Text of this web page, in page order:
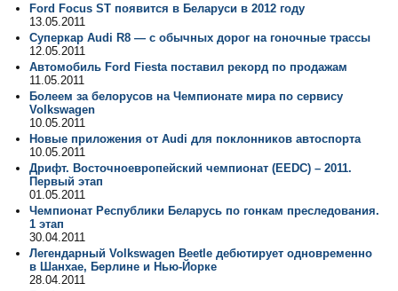
Ford Focus ST появится в Беларуси в 2012 году
13.05.2011
Суперкар Audi R8 — с обычных дорог на гоночные трассы
12.05.2011
Автомобиль Ford Fiesta поставил рекорд по продажам
11.05.2011
Болеем за белорусов на Чемпионате мира по сервису
Volkswagen
10.05.2011
Новые приложения от Audi для поклонников автоспорта
10.05.2011
Дрифт. Восточноевропейский чемпионат (EEDC) – 2011.
Первый этап
01.05.2011
Чемпионат Республики Беларусь по гонкам преследования.
1 этап
30.04.2011
Легендарный Volkswagen Beetle дебютирует одновременно
в Шанхае, Берлине и Нью-Йорке
28.04.2011